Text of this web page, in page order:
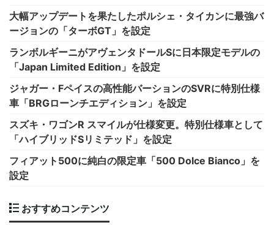
大幅アップデートを果たしたポルシェ・タイカンに最強バ
ージョンの「ターボGT」を設定
ランボルギーニがアヴェンタドールSに日本限定モデルの
「Japan Limited Edition」を設定
ジャガー・Fペイスの高性能バーションのSVRに特別仕様
車「BRGローンチエディション」を設定
スズキ・ワゴンR スマイルが仕様変更。特別仕様車として
「ハイブリッドSリミテッド」を設定
フィアット500に純白の限定車「500 Dolce Bianco」を
設定
おすすめコンテンツ